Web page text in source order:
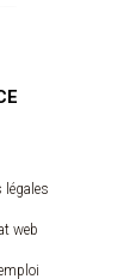
légales
web